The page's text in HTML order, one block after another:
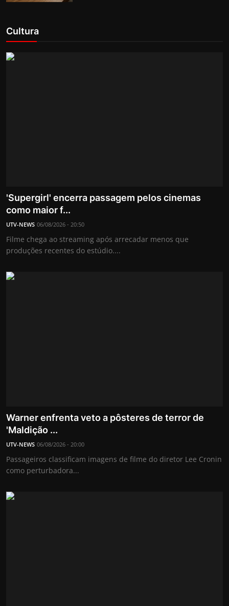
Cultura
'Supergirl' encerra passagem pelos cinemas
como maior f...
UTV-NEWS 06/08/2026 - 20:50
Filme chega ao streaming após arrecadar menos que
produções recentes do estúdio....
Warner enfrenta veto a pôsteres de terror de
'Maldição ...
UTV-NEWS 06/08/2026 - 20:00
Passageiros classificam imagens de filme do diretor Lee Cronin
como perturbadora...